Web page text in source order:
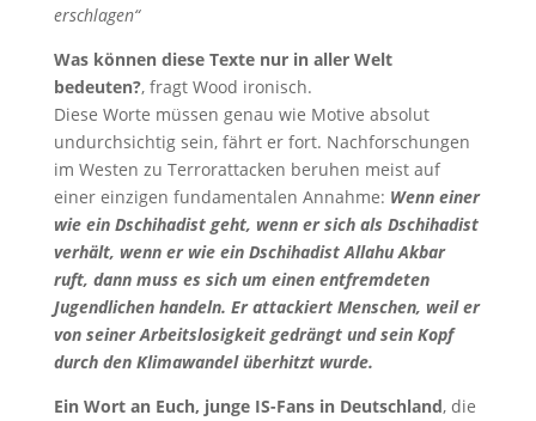
erschlagen“
Was können diese Texte nur in aller Welt
bedeuten?, fragt Wood ironisch.
Diese Worte müssen genau wie Motive absolut
undurchsichtig sein, fährt er fort. Nachforschungen
im Westen zu Terrorattacken beruhen meist auf
einer einzigen fundamentalen Annahme: Wenn einer
wie ein Dschihadist geht, wenn er sich als Dschihadist
verhält, wenn er wie ein Dschihadist Allahu Akbar
ruft, dann muss es sich um einen entfremdeten
Jugendlichen handeln. Er attackiert Menschen, weil er
von seiner Arbeitslosigkeit gedrängt und sein Kopf
durch den Klimawandel überhitzt wurde.
Ein Wort an Euch, junge IS-Fans in Deutschland, die